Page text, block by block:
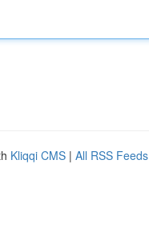
Kliqqi CMS | All RSS Feeds